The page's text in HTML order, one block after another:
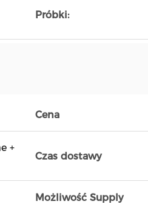
Próbki:
Cena
+
Czas dostawy
Możliwość Supply